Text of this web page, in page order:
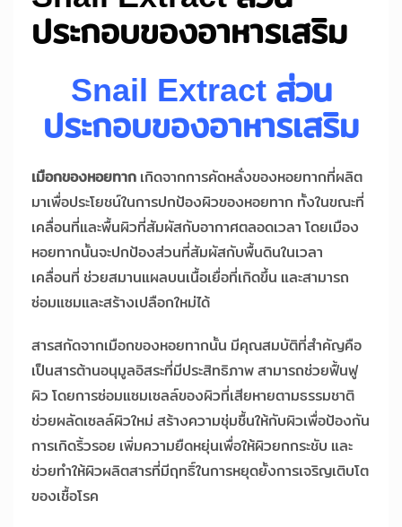
ประกอบของอาหารเสริม
Snail Extract ส่วน
ประกอบของอาหารเสริม
เมือกของหอยทาก เกิดจากการคัดหลั่งของหอยทากที่ผลิต
มาเพื่อประโยชน์ในการปกป้องผิวของหอยทาก ทั้งในขณะที่
เคลื่อนที่และพื้นผิวที่สัมผัสกับอากาศตลอดเวลา โดยเมือง
หอยทากนั้นจะปกป้องส่วนที่สัมผัสกับพื้นดินในเวลา
เคลื่อนที่ ช่วยสมานแผลบนเนื้อเยื่อที่เกิดขึ้น และสามารถ
ซ่อมแซมและสร้างเปลือกใหม่ได้
สารสกัดจากเมือกของหอยทากนั้น มีคุณสมบัติที่สำคัญคือ
เป็นสารต้านอนุมูลอิสระที่มีประสิทธิภาพ สามารถช่วยฟื้นฟู
ผิว โดยการซ่อมแซมเซลล์ของผิวที่เสียหายตามธรรมชาติ
ช่วยผลัดเซลล์ผิวใหม่ สร้างความชุ่มชื้นให้กับผิวเพื่อป้องกัน
การเกิดริ้วรอย เพิ่มความยืดหยุ่นเพื่อให้ผิวยกกระชับ และ
ช่วยทำให้ผิวผลิตสารที่มีฤทธิ์ในการหยุดยั้งการเจริญเติบโต
ของเชื้อโรค